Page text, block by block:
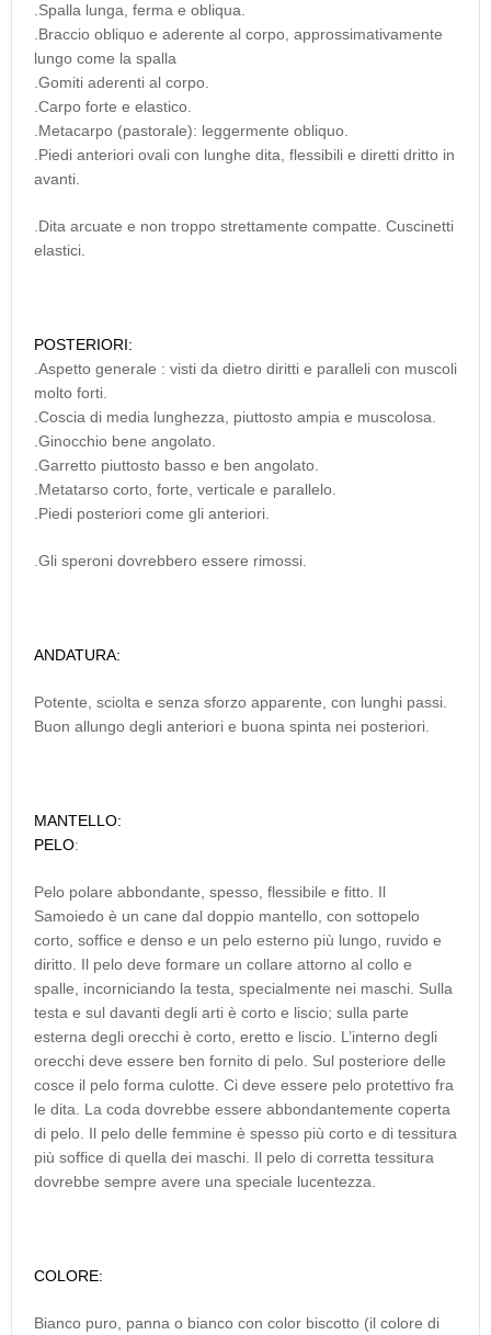
.Spalla lunga, ferma e obliqua.
.Braccio obliquo e aderente al corpo, approssimativamente
lungo come la spalla
.Gomiti aderenti al corpo.
.Carpo forte e elastico.
.Metacarpo (pastorale): leggermente obliquo.
.Piedi anteriori ovali con lunghe dita, flessibili e diretti dritto in
avanti.
.Dita arcuate e non troppo strettamente compatte. Cuscinetti
elastici.
POSTERIORI:
.Aspetto generale : visti da dietro diritti e paralleli con muscoli
molto forti.
.Coscia di media lunghezza, piuttosto ampia e muscolosa.
.Ginocchio bene angolato.
.Garretto piuttosto basso e ben angolato.
.Metatarso corto, forte, verticale e parallelo.
.Piedi posteriori come gli anteriori.
.Gli speroni dovrebbero essere rimossi.
ANDATURA:
Potente, sciolta e senza sforzo apparente, con lunghi passi.
Buon allungo degli anteriori e buona spinta nei posteriori.
MANTELLO:
PELO:
Pelo polare abbondante, spesso, flessibile e fitto. Il
Samoiedo è un cane dal doppio mantello, con sottopelo
corto, soffice e denso e un pelo esterno più lungo, ruvido e
diritto. Il pelo deve formare un collare attorno al collo e
spalle, incorniciando la testa, specialmente nei maschi. Sulla
testa e sul davanti degli arti è corto e liscio; sulla parte
esterna degli orecchi è corto, eretto e liscio. L’interno degli
orecchi deve essere ben fornito di pelo. Sul posteriore delle
cosce il pelo forma culotte. Ci deve essere pelo protettivo fra
le dita. La coda dovrebbe essere abbondantemente coperta
di pelo. Il pelo delle femmine è spesso più corto e di tessitura
più soffice di quella dei maschi. Il pelo di corretta tessitura
dovrebbe sempre avere una speciale lucentezza.
COLORE:
Bianco puro, panna o bianco con color biscotto (il colore di